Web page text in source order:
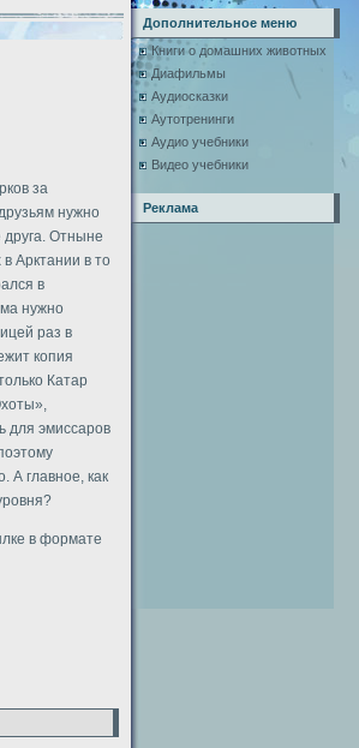
за
нужно
друга. Отныне
Арктании в то
в
нужно
раз в
копия
Катар
для эмиссаров
А главное, как
в формате
Дополнительное меню
Книги о домашних животных
Диафильмы
Аудиосказки
Аутотренинги
Аудио учебники
Видео учебники
Реклама